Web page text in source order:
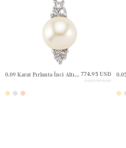
0.09 Karat Pırlanta İnci Altın Kolye 774.95 USD
1,291.58 USD